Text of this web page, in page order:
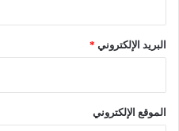
البريد الإلكتروني *
الموقع الإلكتروني